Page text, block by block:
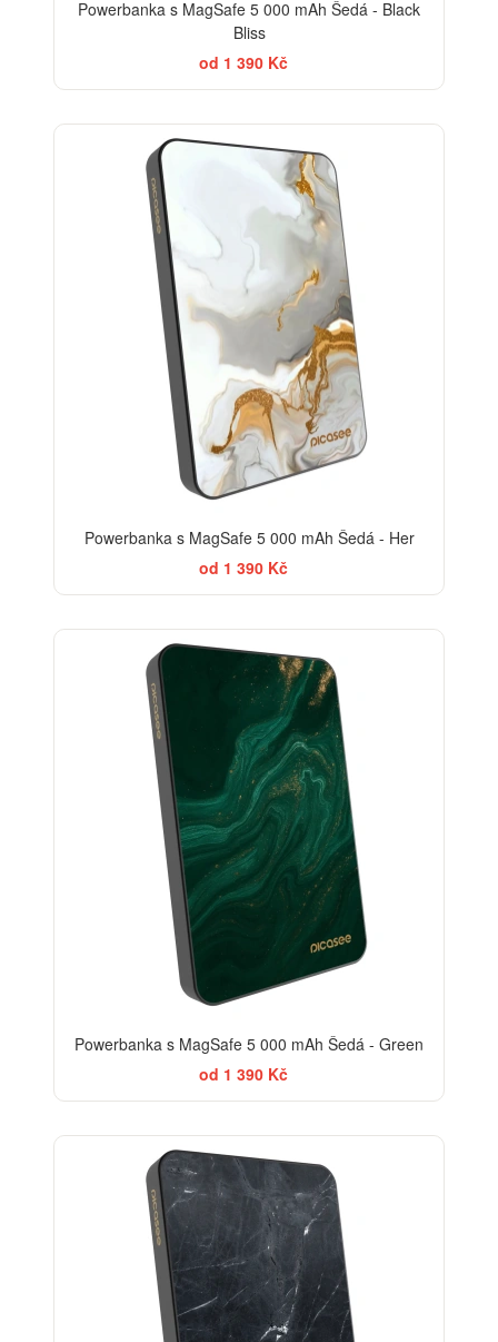
Powerbanka s MagSafe 5 000 mAh Šedá - Black
Bliss
od 1 390 Kč
Powerbanka s MagSafe 5 000 mAh Šedá - Her
od 1 390 Kč
Powerbanka s MagSafe 5 000 mAh Šedá - Green
od 1 390 Kč